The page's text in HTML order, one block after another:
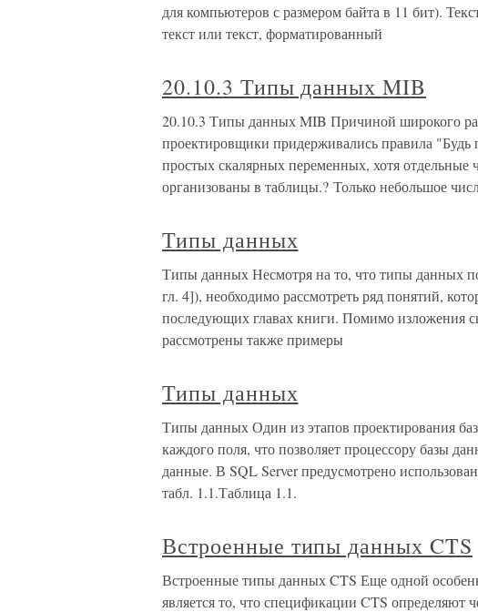
для компьютеров с размером байта в 11 бит).
текст или текст, форматированный
20.10.3 Типы данных MIB
20.10.3 Типы данных MIB Причиной широкого
проектировщики придерживались правила
простых скалярных переменных, хотя отдельные
организованы в таблицы.? Только небольшое
Типы данных
Типы данных Несмотря на то, что типы данных
гл. 4]), необходимо рассмотреть ряд понятий,
последующих главах книги. Помимо изложения
рассмотрены также примеры
Типы данных
Типы данных Один из этапов проектирования
каждого поля, что позволяет процессору базы
данные. В SQL Server предусмотрено
табл. 1.1.Таблица 1.1.
Встроенные типы данных CTS
Встроенные типы данных CTS Еще одной
является то, что спецификации CTS определяют